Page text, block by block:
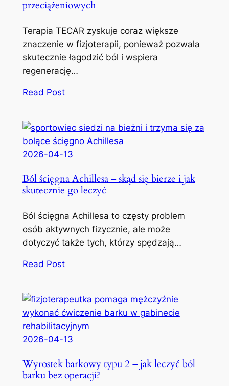
przeciążeniowych
Terapia TECAR zyskuje coraz większe
znaczenie w fizjoterapii, ponieważ pozwala
skutecznie łagodzić ból i wspiera
regenerację…
Read Post
2026-04-13
Ból ścięgna Achillesa – skąd się bierze i jak
skutecznie go leczyć
Ból ścięgna Achillesa to częsty problem
osób aktywnych fizycznie, ale może
dotyczyć także tych, którzy spędzają…
Read Post
2026-04-13
Wyrostek barkowy typu 2 – jak leczyć ból
barku bez operacji?